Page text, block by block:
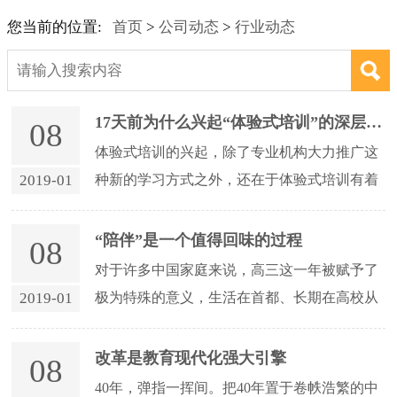
您当前的位置:首页 >公司动态 >行业动态
08
2019-01
17天前为什么兴起“体验式培训”的深层原因
体验式培训的兴起，除了专业机构大力推广这
种新的学习方式之外，还在于体验式培训有着
深刻的理论基础，并且适应了现代人工作、学
习的内在需求和组织变革的新潮流。 1.体
验式培训充分体现了建构主义教学思
想 &nb...
08
2019-01
“陪伴”是一个值得回味的过程
对于许多中国家庭来说，高三这一年被赋予了
极为特殊的意义，生活在首都、长期在高校从
事学生工作的老景一家也不例外。而这位有心
人以时间为轴线，将其作为“高三学生家长”的
亲身体验娓娓道来，把自己一年的经历、认识
08 改革是教育现代化强大引擎
40年，弹指一挥间。把40年置于卷帙浩繁的中